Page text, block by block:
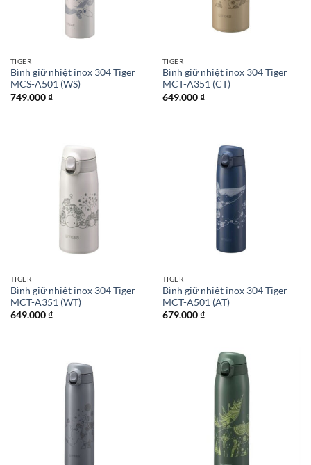
TIGER
Bình giữ nhiệt inox 304 Tiger
MCS-A501 (WS)
749.000₫
TIGER
Bình giữ nhiệt inox 304 Tiger
MCT-A351 (CT)
649.000₫
TIGER
Bình giữ nhiệt inox 304 Tiger
MCT-A351 (WT)
649.000₫
TIGER
Bình giữ nhiệt inox 304 Tiger
MCT-A501 (AT)
679.000₫